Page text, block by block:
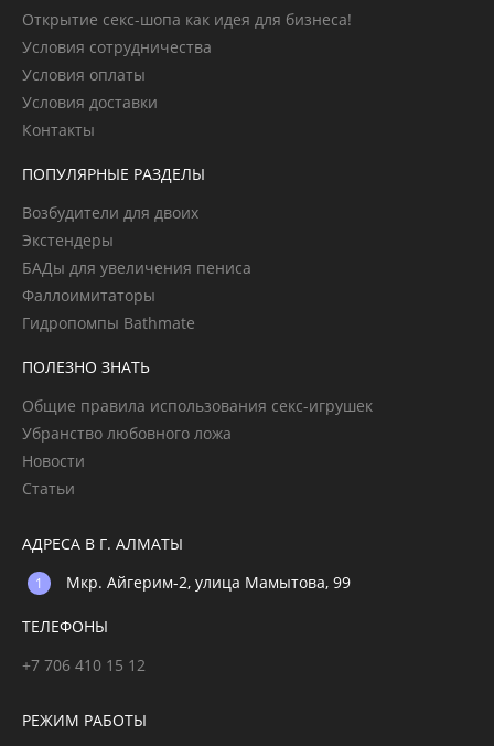
Открытие секс-шопа как идея для бизнеса!
Условия сотрудничества
Условия оплаты
Условия доставки
Контакты
ПОПУЛЯРНЫЕ РАЗДЕЛЫ
Возбудители для двоих
Экстендеры
БАДы для увеличения пениса
Фаллоимитаторы
Гидропомпы Bathmate
ПОЛЕЗНО ЗНАТЬ
Общие правила использования секс-игрушек
Убранство любовного ложа
Новости
Статьи
АДРЕСА В Г. АЛМАТЫ
Мкр. Айгерим-2, улица Мамытова, 99
ТЕЛЕФОНЫ
+7 706 410 15 12
РЕЖИМ РАБОТЫ